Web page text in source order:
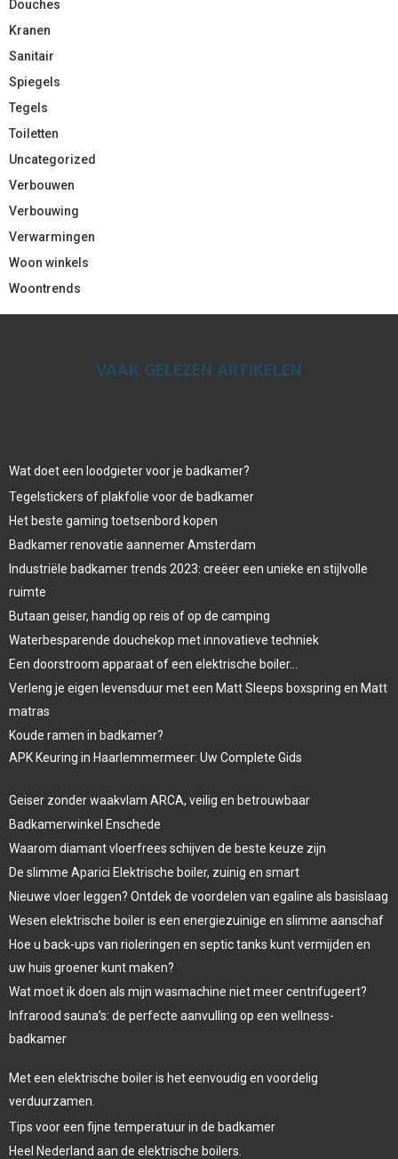
Douches
Kranen
Sanitair
Spiegels
Tegels
Toiletten
Uncategorized
Verbouwen
Verbouwing
Verwarmingen
Woon winkels
Woontrends
VAAK GELEZEN ARTIKELEN
Wat doet een loodgieter voor je badkamer?
Tegelstickers of plakfolie voor de badkamer
Het beste gaming toetsenbord kopen
Badkamer renovatie aannemer Amsterdam
Industriële badkamer trends 2023: creëer een unieke en stijlvolle
ruimte
Butaan geiser, handig op reis of op de camping
Waterbesparende douchekop met innovatieve techniek
Een doorstroom apparaat of een elektrische boiler…
Verleng je eigen levensduur met een Matt Sleeps boxspring en Matt
matras
Koude ramen in badkamer?
APK Keuring in Haarlemmermeer: Uw Complete Gids
Geiser zonder waakvlam ARCA, veilig en betrouwbaar
Badkamerwinkel Enschede
Waarom diamant vloerfrees schijven de beste keuze zijn
De slimme Aparici Elektrische boiler, zuinig en smart
Nieuwe vloer leggen? Ontdek de voordelen van egaline als basislaag
Wesen elektrische boiler is een energiezuinige en slimme aanschaf
Hoe u back-ups van rioleringen en septic tanks kunt vermijden en
uw huis groener kunt maken?
Wat moet ik doen als mijn wasmachine niet meer centrifugeert?
Infrarood sauna’s: de perfecte aanvulling op een wellness-
badkamer
Met een elektrische boiler is het eenvoudig en voordelig
verduurzamen.
Tips voor een fijne temperatuur in de badkamer
Heel Nederland aan de elektrische boilers.